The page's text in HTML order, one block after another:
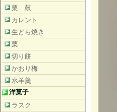
栗 鼓
カレント
生どら焼き
栗
切り餅
かおり梅
水羊羹
洋菓子
ラスク